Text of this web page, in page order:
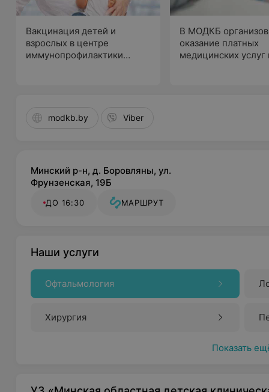
Вакцинация детей и
взрослых в центре
иммунопрофилактики
В МОДКБ
оказание платных
медицинских услуг
modkb.by Viber
Минский р-н, д. Боровляны, ул.
Фрунзенская, 19Б
ДО 16:30 МАРШРУТ
Наши услуги
Офтальмология
Хирургия
Показать